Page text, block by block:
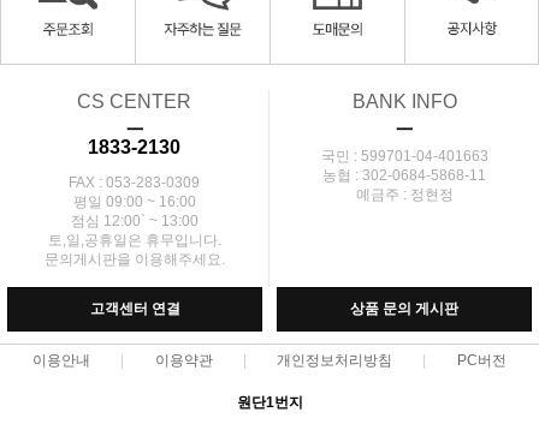
CS CENTER
ㅡ
1833-2130
FAX : 053-283-0309
평일 09:00 ~ 16:00
점심 12:00` ~ 13:00
토,일,공휴일은 휴무입니다.
문의게시판을 이용해주세요.
BANK INFO
ㅡ
국민 : 599701-04-401663
농협 : 302-0684-5868-11
예금주 : 정현정
고객센터 연결 상품 문의 게시판
이용안내 이용약관 개인정보처리방침 PC버전
원단1번지